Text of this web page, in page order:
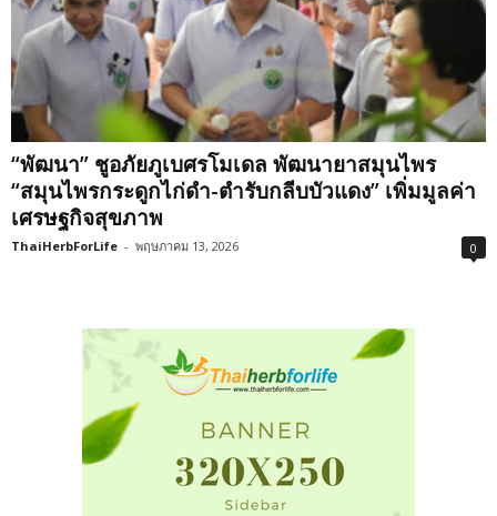
“พัฒนา” ชูอภัยภูเบศรโมเดล พัฒนายาสมุนไพร
“สมุนไพรกระดูกไก่ดำ-ตำรับกลีบบัวแดง” เพิ่มมูลค่า
เศรษฐกิจสุขภาพ
ThaiHerbForLife - พฤษภาคม 13, 2026 0